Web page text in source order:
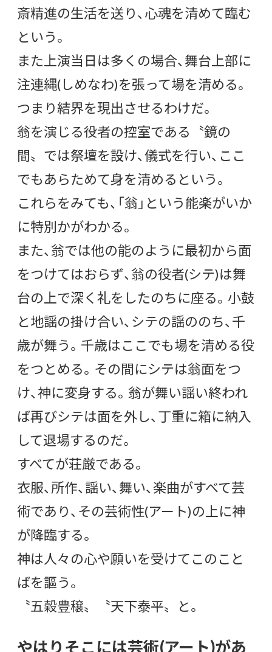
斎精進の生活を送り、心魂を清めて臨む
という。
また上演当日は多くの場合、舞台上部に
注連縄(しめなわ)を張って場を清める。
つまり結界を現出させるわけだ。
翁を演じる役者の控室である〝鏡の
間〟では祭壇を設け、儀式を行い、ここ
でもあらためて身を清めるという。
これらをみても、「翁」という能楽がいか
に特別かがわかる。
また、翁では他の能のように最初から面
をつけてはおらず、翁の役者(シテ)は舞
台の上で深く礼をしたのちに座る。小鼓
と地謡の掛け合い、シテの謡ののち、千
歳が舞う。千歳はここでも場を清める役
をつとめる。その間にシテは翁面をつ
け、神に変身する。翁が舞い謡い終われ
ば再びシテは面を外し、丁重に箱に納入
して退場するのだ。
すべてが荘厳である。
衣服、所作、謡い、舞い、楽曲がすべて芸
術であり、その芸術性(アート)の上に神
が降臨する。
神は人々の心や願いを受けてこのこと
ばを謳う。
〝五穀豊穣〟〝天下泰平〟と。
やはりそこには芸術(アート)があ